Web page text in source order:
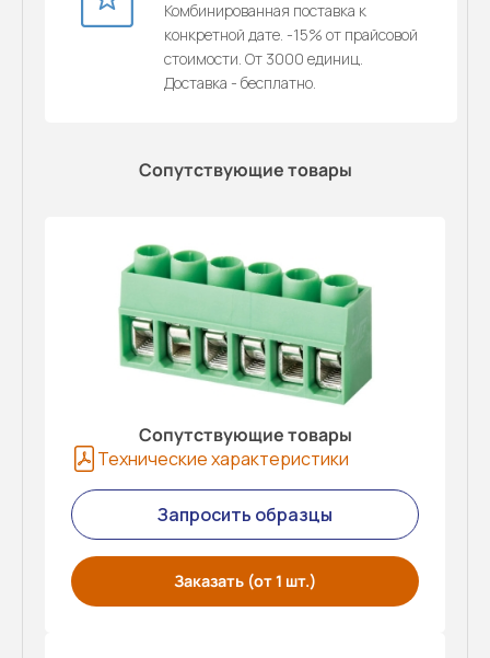
Комбинированная поставка к
конкретной дате. -15% от прайсовой
стоимости. От 3000 единиц.
Доставка - бесплатно.
Сопутствующие товары
Сопутствующие товары
Технические характеристики
Запросить образцы
Заказать (от 1 шт.)